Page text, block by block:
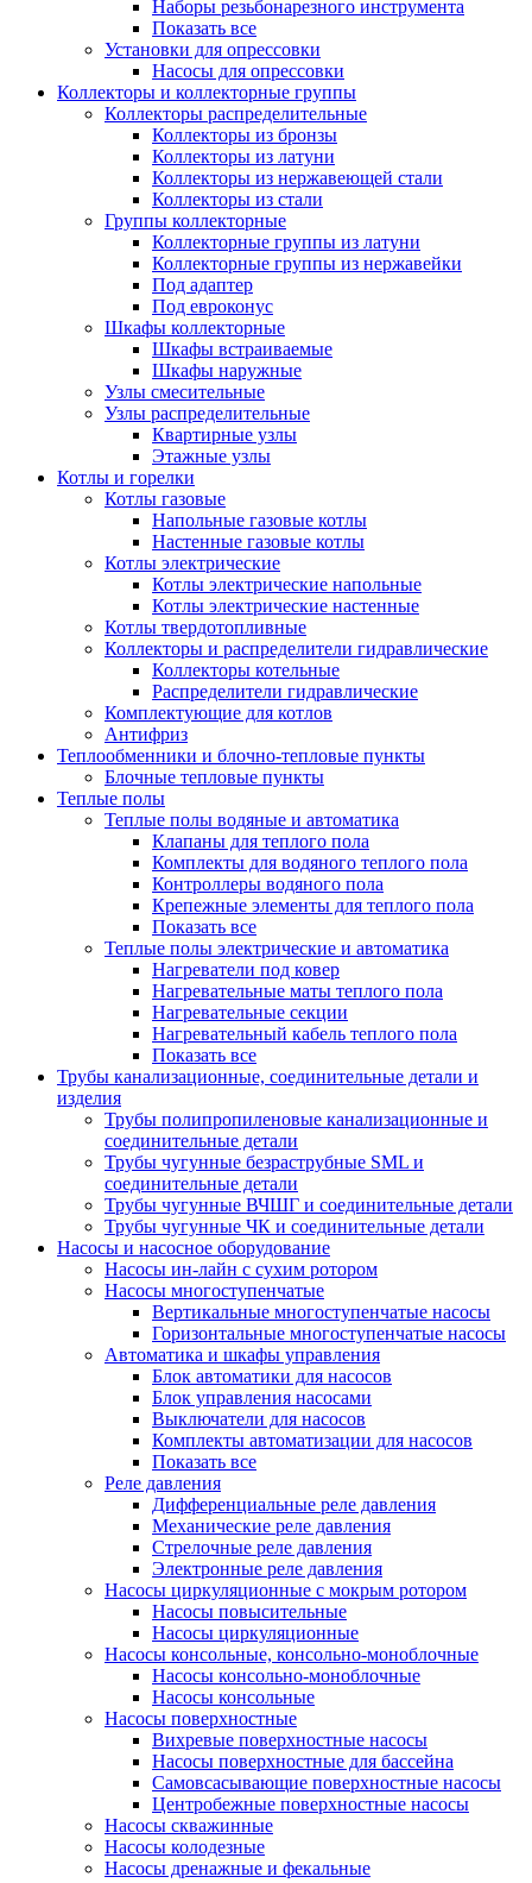
Наборы резьбонарезного инструмента
Показать все
Установки для опрессовки
Насосы для опрессовки
Коллекторы и коллекторные группы
Коллекторы распределительные
Коллекторы из бронзы
Коллекторы из латуни
Коллекторы из нержавеющей стали
Коллекторы из стали
Группы коллекторные
Коллекторные группы из латуни
Коллекторные группы из нержавейки
Под адаптер
Под евроконус
Шкафы коллекторные
Шкафы встраиваемые
Шкафы наружные
Узлы смесительные
Узлы распределительные
Квартирные узлы
Этажные узлы
Котлы и горелки
Котлы газовые
Напольные газовые котлы
Настенные газовые котлы
Котлы электрические
Котлы электрические напольные
Котлы электрические настенные
Котлы твердотопливные
Коллекторы и распределители гидравлические
Коллекторы котельные
Распределители гидравлические
Комплектующие для котлов
Антифриз
Теплообменники и блочно-тепловые пункты
Блочные тепловые пункты
Теплые полы
Теплые полы водяные и автоматика
Клапаны для теплого пола
Комплекты для водяного теплого пола
Контроллеры водяного пола
Крепежные элементы для теплого пола
Показать все
Теплые полы электрические и автоматика
Нагреватели под ковер
Нагревательные маты теплого пола
Нагревательные секции
Нагревательный кабель теплого пола
Показать все
Трубы канализационные, соединительные детали и
изделия
Трубы полипропиленовые канализационные и
соединительные детали
Трубы чугунные безраструбные SML и
соединительные детали
Трубы чугунные ВЧШГ и соединительные детали
Трубы чугунные ЧК и соединительные детали
Насосы и насосное оборудование
Насосы ин-лайн с сухим ротором
Насосы многоступенчатые
Вертикальные многоступенчатые насосы
Горизонтальные многоступенчатые насосы
Автоматика и шкафы управления
Блок автоматики для насосов
Блок управления насосами
Выключатели для насосов
Комплекты автоматизации для насосов
Показать все
Реле давления
Дифференциальные реле давления
Механические реле давления
Стрелочные реле давления
Электронные реле давления
Насосы циркуляционные с мокрым ротором
Насосы повысительные
Насосы циркуляционные
Насосы консольные, консольно-моноблочные
Насосы консольно-моноблочные
Насосы консольные
Насосы поверхностные
Вихревые поверхностные насосы
Насосы поверхностные для бассейна
Самовсасывающие поверхностные насосы
Центробежные поверхностные насосы
Насосы скважинные
Насосы колодезные
Насосы дренажные и фекальные